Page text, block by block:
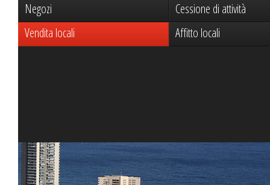
Negozi
Cessione di attività
Vendita locali
Affitto locali